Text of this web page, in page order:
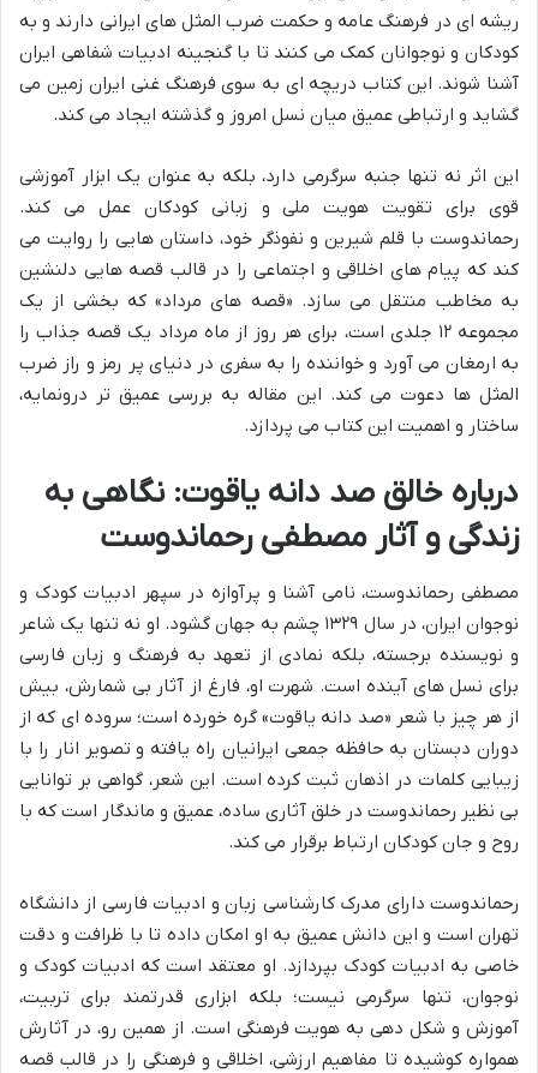
ریشه ای در فرهنگ عامه و حکمت ضرب المثل های ایرانی دارند و به
کودکان و نوجوانان کمک می کنند تا با گنجینه ادبیات شفاهی ایران
آشنا شوند. این کتاب دریچه ای به سوی فرهنگ غنی ایران زمین می
گشاید و ارتباطی عمیق میان نسل امروز و گذشته ایجاد می کند.
این اثر نه تنها جنبه سرگرمی دارد، بلکه به عنوان یک ابزار آموزشی
قوی برای تقویت هویت ملی و زبانی کودکان عمل می کند.
رحماندوست با قلم شیرین و نفوذگر خود، داستان هایی را روایت می
کند که پیام های اخلاقی و اجتماعی را در قالب قصه هایی دلنشین
به مخاطب منتقل می سازد. «قصه های مرداد» که بخشی از یک
مجموعه ۱۲ جلدی است، برای هر روز از ماه مرداد یک قصه جذاب را
به ارمغان می آورد و خواننده را به سفری در دنیای پر رمز و راز ضرب
المثل ها دعوت می کند. این مقاله به بررسی عمیق تر درونمایه،
ساختار و اهمیت این کتاب می پردازد.
درباره خالق صد دانه یاقوت: نگاهی به
زندگی و آثار مصطفی رحماندوست
مصطفی رحماندوست، نامی آشنا و پرآوازه در سپهر ادبیات کودک و
نوجوان ایران، در سال ۱۳۲۹ چشم به جهان گشود. او نه تنها یک شاعر
و نویسنده برجسته، بلکه نمادی از تعهد به فرهنگ و زبان فارسی
برای نسل های آینده است. شهرت او، فارغ از آثار بی شمارش، بیش
از هر چیز با شعر «صد دانه یاقوت» گره خورده است؛ سروده ای که از
دوران دبستان به حافظه جمعی ایرانیان راه یافته و تصویر انار را با
زیبایی کلمات در اذهان ثبت کرده است. این شعر، گواهی بر توانایی
بی نظیر رحماندوست در خلق آثاری ساده، عمیق و ماندگار است که با
روح و جان کودکان ارتباط برقرار می کند.
رحماندوست دارای مدرک کارشناسی زبان و ادبیات فارسی از دانشگاه
تهران است و این دانش عمیق به او امکان داده تا با ظرافت و دقت
خاصی به ادبیات کودک بپردازد. او معتقد است که ادبیات کودک و
نوجوان، تنها سرگرمی نیست؛ بلکه ابزاری قدرتمند برای تربیت،
آموزش و شکل دهی به هویت فرهنگی است. از همین رو، در آثارش
همواره کوشیده تا مفاهیم ارزشی، اخلاقی و فرهنگی را در قالب قصه